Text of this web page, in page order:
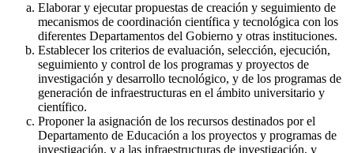
Elaborar y ejecutar propuestas de creación y seguimiento de
mecanismos de coordinación científica y tecnológica con los
diferentes Departamentos del Gobierno y otras instituciones.
Establecer los criterios de evaluación, selección, ejecución,
seguimiento y control de los programas y proyectos de
investigación y desarrollo tecnológico, y de los programas de
generación de infraestructuras en el ámbito universitario y
científico.
Proponer la asignación de los recursos destinados por el
Departamento de Educación a los proyectos y programas de
investigación, y a las infraestructuras de investigación, y